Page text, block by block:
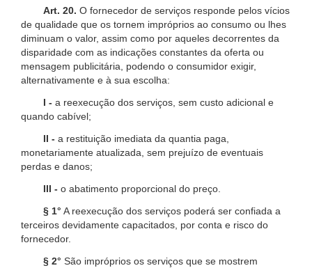
Art. 20. O fornecedor de serviços responde pelos vícios
de qualidade que os tornem impróprios ao consumo ou lhes
diminuam o valor, assim como por aqueles decorrentes da
disparidade com as indicações constantes da oferta ou
mensagem publicitária, podendo o consumidor exigir,
alternativamente e à sua escolha:
I - a reexecução dos serviços, sem custo adicional e
quando cabível;
II - a restituição imediata da quantia paga,
monetariamente atualizada, sem prejuízo de eventuais
perdas e danos;
III - o abatimento proporcional do preço.
§ 1° A reexecução dos serviços poderá ser confiada a
terceiros devidamente capacitados, por conta e risco do
fornecedor.
§ 2° São impróprios os serviços que se mostrem